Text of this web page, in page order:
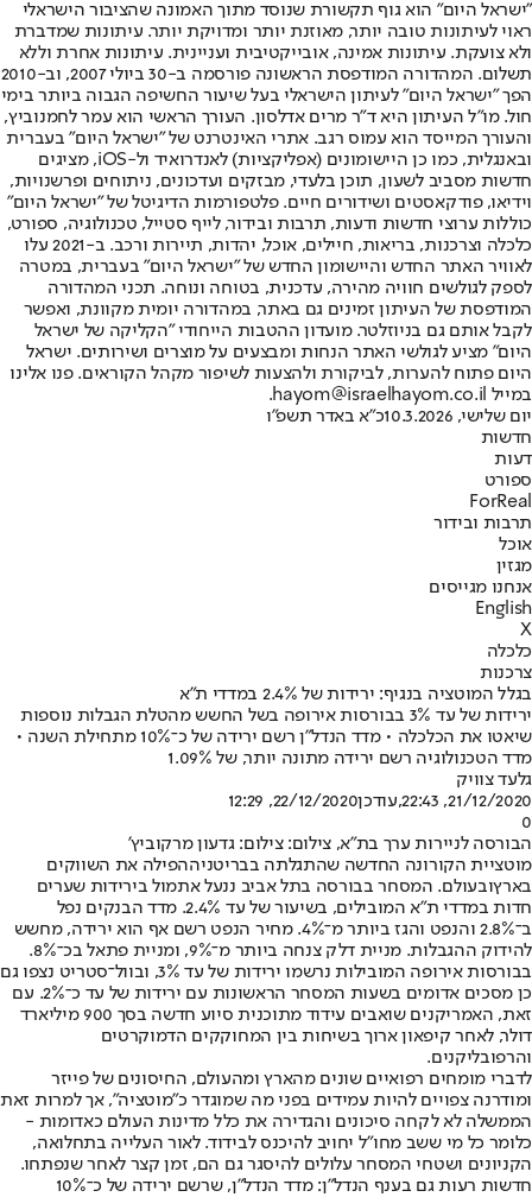
"ישראל היום" הוא גוף תקשורת שנוסד מתוך האמונה שהציבור הישראלי
ראוי לעיתונות טובה יותר, מאוזנת יותר ומדויקת יותר. עיתונות שמדברת
ולא צועקת. עיתונות אמינה, אובייקטיבית ועניינית. עיתונות אחרת וללא
תשלום. המהדורה המודפסת הראשונה פורסמה ב-30 ביולי 2007, וב-2010
הפך "ישראל היום" לעיתון הישראלי בעל שיעור החשיפה הגבוה ביותר בימי
חול. מו"ל העיתון היא ד"ר מרים אדלסון. העורך הראשי הוא עמר לחמנוביץ,
והעורך המייסד הוא עמוס רגב. אתרי האינטרנט של "ישראל היום" בעברית
ובאנגלית, כמו כן היישומונים (אפליקציות) לאנדרואיד ול-iOS, מציגים
חדשות מסביב לשעון, תוכן בלעדי, מבזקים ועדכונים, ניתוחים ופרשנויות,
וידיאו, פודקאסטים ושידורים חיים. פלטפורמות הדיגיטל של "ישראל היום"
כוללות ערוצי חדשות ודעות, תרבות ובידור, לייף סטייל, טכנולוגיה, ספורט,
כלכלה וצרכנות, בריאות, חיילים, אוכל, יהדות, תיירות ורכב. ב-2021 עלו
לאוויר האתר החדש והיישומון החדש של "ישראל היום" בעברית, במטרה
לספק לגולשים חוויה מהירה, עדכנית, בטוחה ונוחה. תכני המהדורה
המודפסת של העיתון זמינים גם באתר, במהדורה יומית מקוונת, ואפשר
לקבל אותם גם בניוזלטר. מועדון ההטבות הייחודי "הקליקה של ישראל
היום" מציע לגולשי האתר הנחות ומבצעים על מוצרים ושירותים. ישראל
היום פתוח להערות, לביקורת ולהצעות לשיפור מקהל הקוראים. פנו אלינו
במייל hayom@israelhayom.co.il.
יום שלישי, 10.3.2026
כ"א באדר תשפ"ו
חדשות
דעות
ספורט
ForReal
תרבות ובידור
אוכל
מגזין
אנחנו מגייסים
English
X
כלכלה
צרכנות
בגלל המוטציה בנגיף: ירידות של 2.4% במדדי ת"א
ירידות של עד 3% בבורסות אירופה בשל החשש מהטלת הגבלות נוספות
שיאטו את הכלכלה • מדד הנדל"ן רשם ירידה של כ־10% מתחילת השנה •
מדד הטכנולוגיה רשם ירידה מתונה יותר, של 1.09%
גלעד צוויק
21/12/2020, 22:43
,עודכן22/12/2020, 12:29
0
הבורסה לניירות ערך בת"א, צילום: צילום: גדעון מרקוביץ'
מוטציית הקורונה החדשה שהתגלתה בבריטניההפילה את השווקים
בארץובעולם. המסחר בבורסה בתל אביב ננעל אתמול בירידות שערים
חדות במדדי ת"א המובילים, בשיעור של עד 2.4%. מדד הבנקים נפל
ב־2.8% והנפט והגז ביותר מ־4%. מחיר הנפט רשם אף הוא ירידה, מחשש
להידוק ההגבלות. מניית דלק צנחה ביותר מ־9%, ומניית פתאל בכ־8%.
בבורסות אירופה המובילות נרשמו ירידות של עד 3%, ובוול־סטריט נצפו גם
כן מסכים אדומים בשעות המסחר הראשונות עם ירידות של עד כ־2%. עם
זאת, האמריקנים שואבים עידוד מתוכנית סיוע חדשה בסך 900 מיליארד
דולר, לאחר קיפאון ארוך בשיחות בין המחוקקים הדמוקרטים
והרפובליקנים.
לדברי מומחים רפואיים שונים מהארץ ומהעולם, החיסונים של פייזר
ומודרנה צפויים להיות עמידים בפני מה שמוגדר כ"מוטציה", אך למרות זאת
הממשלה לא לקחה סיכונים והגדירה את כלל מדינות העולם כאדומות -
כלומר כל מי ששב מחו"ל יחויב להיכנס לבידוד. לאור העלייה בתחלואה,
הקניונים ושטחי המסחר עלולים להיסגר גם הם, זמן קצר לאחר שנפתחו.
חדשות רעות גם בענף הנדל"ן: מדד הנדל"ן, שרשם ירידה של כ־10%